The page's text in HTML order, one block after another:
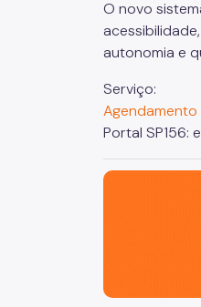
O novo
autonomia e
Serviço:
Agendamento
Portal SP156:
São Paulo,